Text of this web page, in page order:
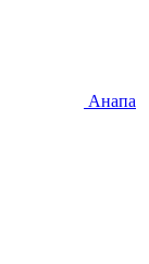
Анапа